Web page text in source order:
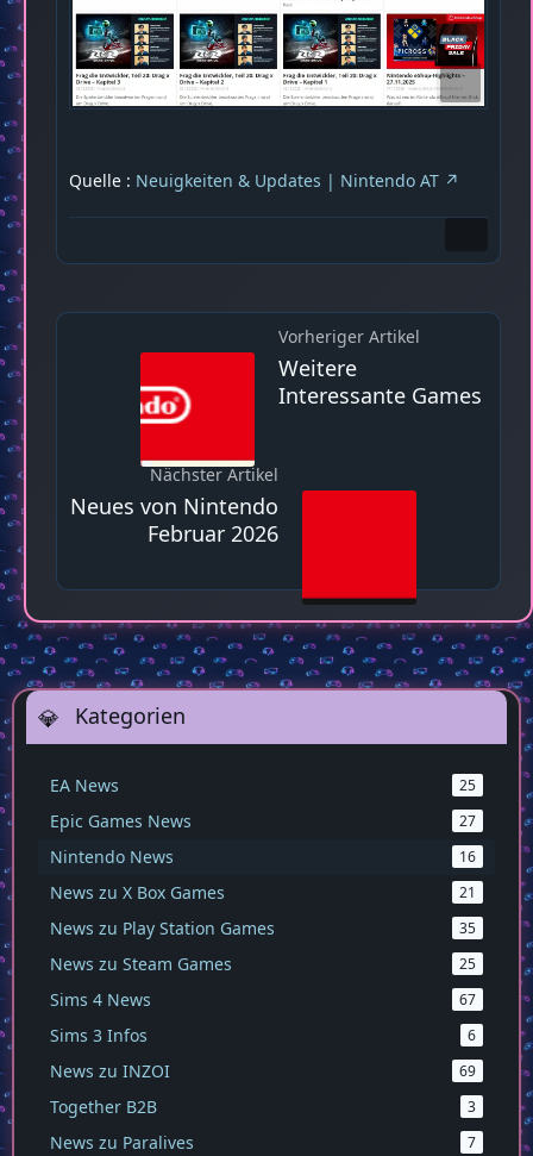
Quelle : Neuigkeiten & Updates | Nintendo AT
Vorheriger Artikel
Weitere
Interessante Games
Nächster Artikel
Neues von Nintendo
Februar 2026
Kategorien
EA News 25
Epic Games News 27
Nintendo News 16
News zu X Box Games 21
News zu Play Station Games 35
News zu Steam Games 25
Sims 4 News 67
Sims 3 Infos 6
News zu INZOI 69
Together B2B 3
News zu Paralives 7